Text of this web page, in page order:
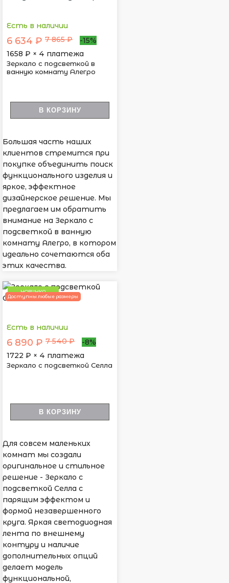
Есть в наличии
6 634 ₽ 7 865 ₽
-15%
1658 ₽ × 4 платежа
Зеркало с подсветкой в
ванную комнату Алегро
В КОРЗИНУ
Большая часть наших
клиентов стремится при
покупке объединить поиск
функционального изделия и
яркое, эффектное
дизайнерское решение. Мы
предлагаем им обратить
внимание на Зеркало с
подсветкой в ванную
комнату Алегро, в котором
идеально сочетаются оба
этих качества.
НОВИНКА
Доступны любые размеры
Есть в наличии
6 890 ₽ 7 540 ₽
-8%
1722 ₽ × 4 платежа
Зеркало с подсветкой Селла
В КОРЗИНУ
Для совсем маленьких
комнат мы создали
оригинальное и стильное
решение - Зеркало с
подсветкой Селла с
парящим эффектом и
формой незавершенного
круга. Яркая светодиодная
лента по внешнему
контуру и наличие
дополнительных опций
делает модель
функциональной,